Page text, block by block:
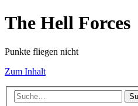
The Hell Forces
Punkte fliegen nicht
Zum Inhalt